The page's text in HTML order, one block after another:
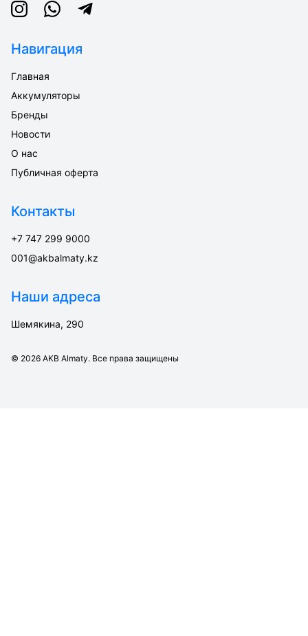
InstagramWhatsappTelegram
Навигация
Главная
Аккумуляторы
Бренды
Новости
О нас
Публичная оферта
Контакты
+7 747 299 9000
001@akbalmaty.kz
Наши адреса
Шемякина, 290
© 2026 AKB Almaty. Все права защищены